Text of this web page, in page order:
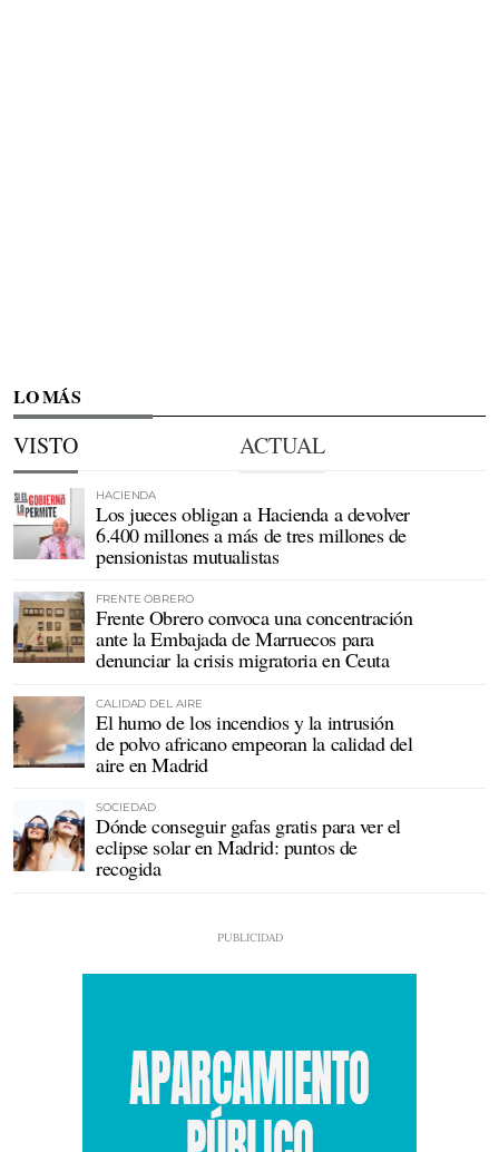
LO MÁS
VISTO ACTUAL
HACIENDA
Los jueces obligan a Hacienda a devolver
6.400 millones a más de tres millones de
pensionistas mutualistas
FRENTE OBRERO
Frente Obrero convoca una concentración
ante la Embajada de Marruecos para
denunciar la crisis migratoria en Ceuta
CALIDAD DEL AIRE
El humo de los incendios y la intrusión
de polvo africano empeoran la calidad del
aire en Madrid
SOCIEDAD
Dónde conseguir gafas gratis para ver el
eclipse solar en Madrid: puntos de
recogida